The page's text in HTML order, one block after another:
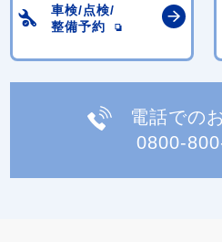
車検/点検/
整備予約
電話での
0800-